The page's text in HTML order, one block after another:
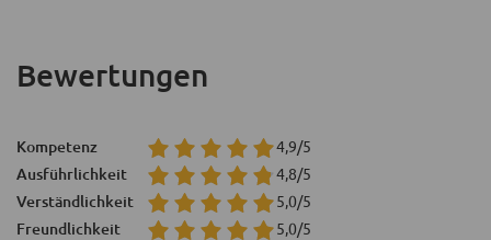
Bewertungen
Kompetenz 4,9/5
Ausführlichkeit 4,8/5
Verständlichkeit 5,0/5
Freundlichkeit 5,0/5